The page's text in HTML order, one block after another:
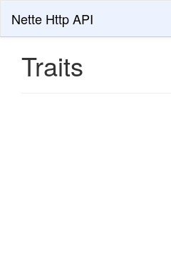
Nette Http API
Traits